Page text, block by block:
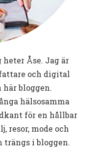
Åse. Jag är
och digital
bloggen.
hälsosamma
för en hållbar
resor, mode och
trängs i bloggen.